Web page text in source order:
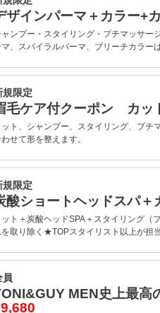
ザインパーマ＋カラー+
ャンプー・スタイリング・プチマッサ
、スパイラルパーマ、ブリーチカラー
規限定
毛ケア付クーポン カッ
ト、シャンプー、スタイリング、プチ
せて形を整えます。
規限定
酸ショートヘッドスパ
ット＋炭酸ヘッドSPA＋スタイリング
を取り除く★TOPスタイリスト以上が担
員
MEN史上最